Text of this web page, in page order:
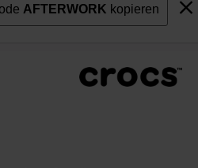
AFTERWORK kopieren